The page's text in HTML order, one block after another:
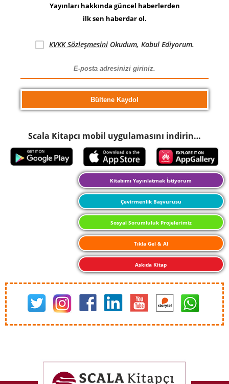
Yayınları hakkında güncel haberlerden
ilk sen haberdar ol.
KVKK SözleşmesiniOkudum, Kabul Ediyorum.
Scala Kitapcı mobil uygulamasını indirin…
Kitabımı Yayınlatmak İstiyorum
Çevirmenlik Başvurusu
Sosyal Sorumluluk Projelerimiz
Tıkla Gel & Al
Askıda Kitap